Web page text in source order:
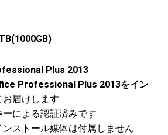
Plus 2013
Professional Plus 2013をイン
お届けします
ーによる認証済みです
ンストール媒体は付属しません